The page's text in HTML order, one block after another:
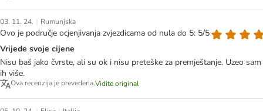
03. 11. 24. | Rumunjska
Ovo je područje ocjenjivanja zvjezdicama od nula do 5: 5/5
Vrijede svoje cijene
Nisu baš jako čvrste, ali su ok i nisu preteške za premještanje. Uzeo sam
ih više.
Ova recenzija je prevedena.Vidite original